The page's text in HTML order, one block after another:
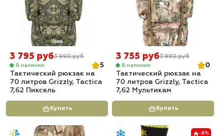
3 795 руб3 990 руб
В наличии
5
Тактический рюкзак на
70 литров Grizzly, Tactica
7,62 Пиксель
Купить
3 755 руб3 990 руб
В наличии
0
Тактический рюкзак на
70 литров Grizzly, Tactica
7,62 Мультикам
Купить
-6%